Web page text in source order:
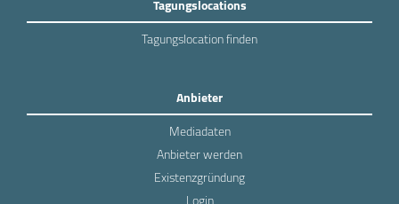
Tagungslocations
Tagungslocation finden
Anbieter
Mediadaten
Anbieter werden
Existenzgründung